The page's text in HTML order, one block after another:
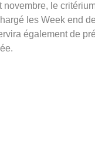
le
les Week end
également de